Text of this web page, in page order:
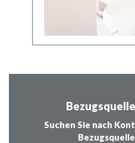
Suchen Sie nach